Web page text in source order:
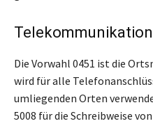
Die Vorwahl 0451 ist die
wird für alle
umliegenden Orten
5008 für die Schreibweise